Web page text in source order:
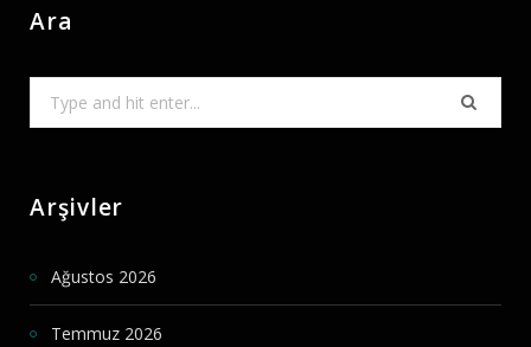
Ara
Arşivler
Ağustos 2026
Temmuz 2026